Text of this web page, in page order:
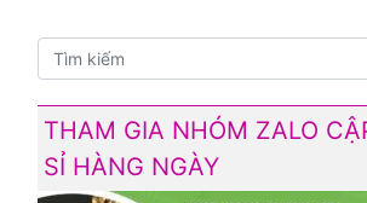
THAM GIA NHÓM ZALO
SỈ HÀNG NGÀY